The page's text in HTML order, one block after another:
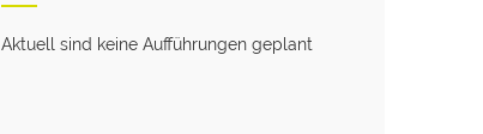
Aktuell sind keine Aufführungen geplant